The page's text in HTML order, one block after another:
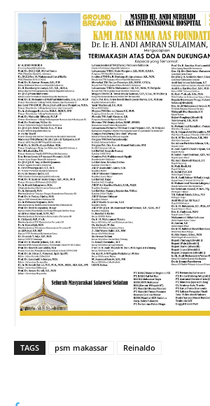
TAGS psm makassar Reinaldo